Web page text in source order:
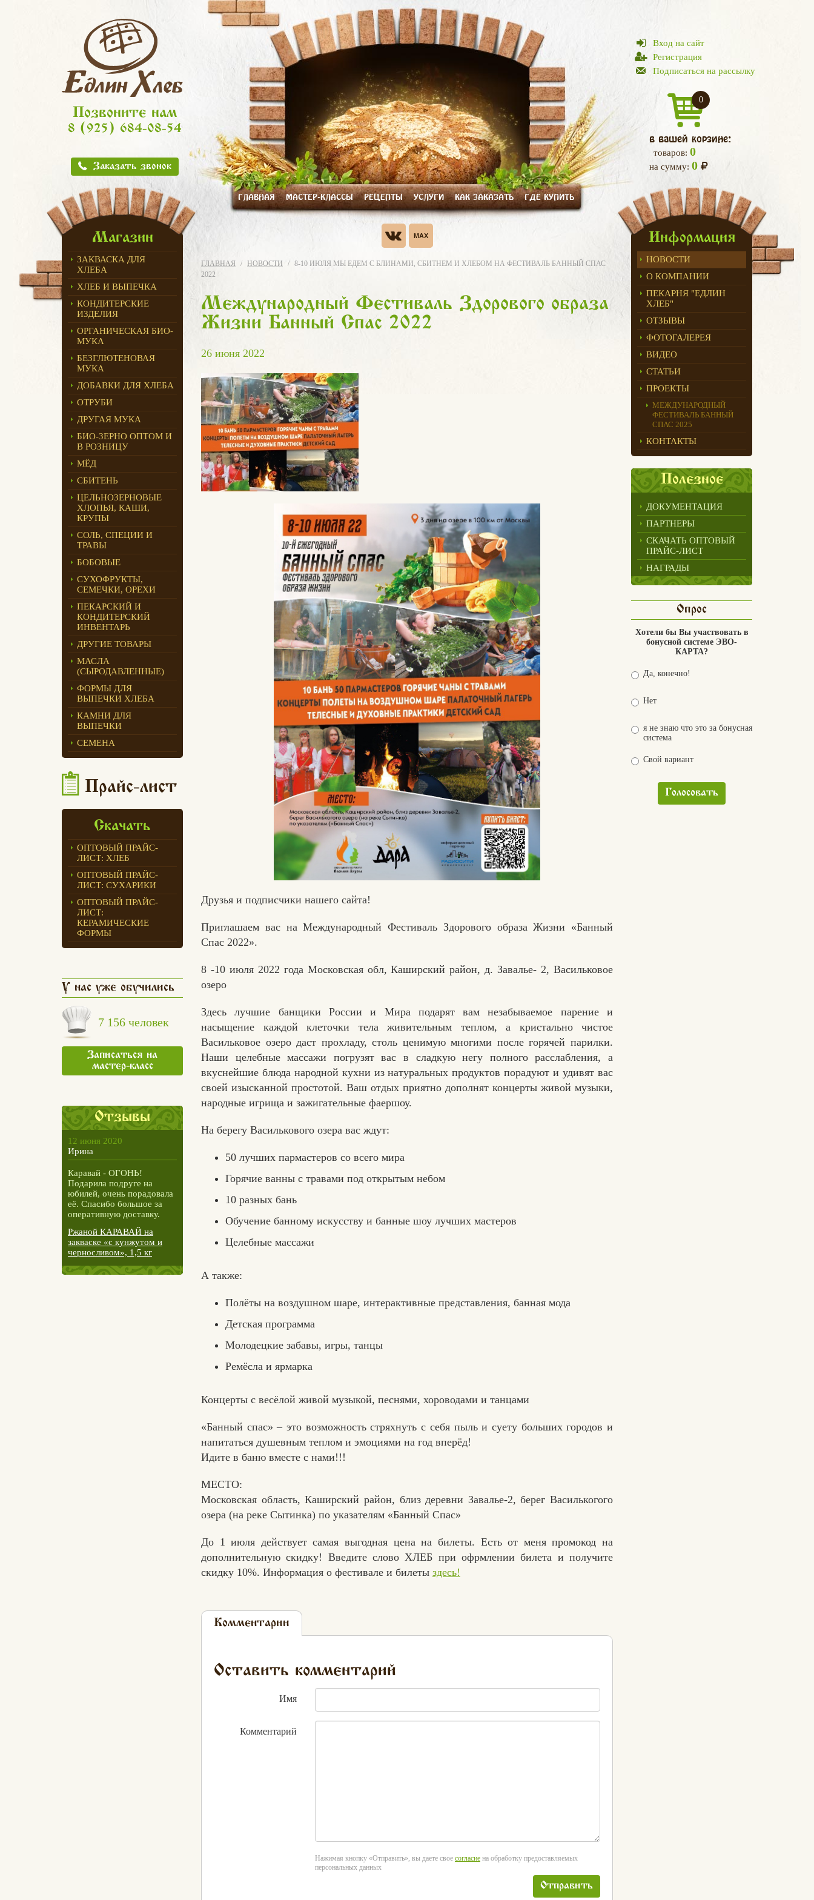
Едлин Хлеб
Позвоните нам
8 (925) 684-08-54
Заказать звонок
Вход на сайт
Регистрация
Подписаться на рассылку
0
в вашей корзине:
товаров: 0
на сумму: 0
ГЛАВНАЯ МАСТЕР-КЛАССЫ РЕЦЕПТЫ УСЛУГИ КАК ЗАКАЗАТЬ ГДЕ КУПИТЬ
Магазин
ЗАКВАСКА ДЛЯ
ХЛЕБА
ХЛЕБ И ВЫПЕЧКА
КОНДИТЕРСКИЕ
ИЗДЕЛИЯ
ОРГАНИЧЕСКАЯ БИО-
МУКА
БЕЗГЛЮТЕНОВАЯ
МУКА
ДОБАВКИ ДЛЯ ХЛЕБА
ОТРУБИ
ДРУГАЯ МУКА
БИО-ЗЕРНО ОПТОМ И
В РОЗНИЦУ
МЁД
СБИТЕНЬ
ЦЕЛЬНОЗЕРНОВЫЕ
ХЛОПЬЯ, КАШИ,
КРУПЫ
СОЛЬ, СПЕЦИИ И
ТРАВЫ
БОБОВЫЕ
СУХОФРУКТЫ,
СЕМЕЧКИ, ОРЕХИ
ПЕКАРСКИЙ И
КОНДИТЕРСКИЙ
ИНВЕНТАРЬ
ДРУГИЕ ТОВАРЫ
МАСЛА
(СЫРОДАВЛЕННЫЕ)
ФОРМЫ ДЛЯ
ВЫПЕЧКИ ХЛЕБА
КАМНИ ДЛЯ
ВЫПЕЧКИ
СЕМЕНА
Прайс-лист
Скачать
ОПТОВЫЙ ПРАЙС-
ЛИСТ: ХЛЕБ
ОПТОВЫЙ ПРАЙС-
ЛИСТ: СУХАРИКИ
ОПТОВЫЙ ПРАЙС-
ЛИСТ:
КЕРАМИЧЕСКИЕ
ФОРМЫ
У нас уже обучились
7 156 человек
Записаться на
мастер-класс
Отзывы
12 июня 2020
Ирина
Каравай - ОГОНЬ!
Подарила подруге на
юбилей, очень порадовала
её. Спасибо большое за
оперативную доставку.
Ржаной КАРАВАЙ на
закваске «с кунжутом и
черносливом», 1,5 кг
Информация
НОВОСТИ
О КОМПАНИИ
ПЕКАРНЯ "ЕДЛИН
ХЛЕБ"
ОТЗЫВЫ
ФОТОГАЛЕРЕЯ
ВИДЕО
СТАТЬИ
ПРОЕКТЫ
МЕЖДУНАРОДНЫЙ
ФЕСТИВАЛЬ БАННЫЙ
СПАС 2025
КОНТАКТЫ
Полезное
ДОКУМЕНТАЦИЯ
ПАРТНЕРЫ
СКАЧАТЬ ОПТОВЫЙ
ПРАЙС-ЛИСТ
НАГРАДЫ
Опрос
Хотели бы Вы участвовать в
бонусной системе ЭВО-
КАРТА?
Да, конечно!
Нет
я не знаю что это за бонусная
система
Свой вариант
Голосовать
Вконтакте
Max
ГЛАВНАЯ НОВОСТИ
8-10 ИЮЛЯ МЫ ЕДЕМ С БЛИНАМИ, СБИТНЕМ И ХЛЕБОМ НА ФЕСТИВАЛЬ БАННЫЙ СПАС
2022
Международный Фестиваль Здорового образа
Жизни Банный Спас 2022
26 июня 2022
Друзья и подписчики нашего сайта!
Приглашаем вас на Международный Фестиваль Здорового образа Жизни «Банный
Спас 2022».
8 -10 июля 2022 года Московская обл, Каширский район, д. Завалье- 2, Васильковое
озеро
Здесь лучшие банщики России и Мира подарят вам незабываемое парение и
насыщение каждой клеточки тела живительным теплом, а кристально чистое
Васильковое озеро даст прохладу, столь ценимую многими после горячей парилки.
Наши целебные массажи погрузят вас в сладкую негу полного расслабления, а
вкуснейшие блюда народной кухни из натуральных продуктов порадуют и удивят вас
своей изысканной простотой. Ваш отдых приятно дополнят концерты живой музыки,
народные игрища и зажигательные фаершоу.
На берегу Василькового озера вас ждут:
50 лучших пармастеров со всего мира
Горячие ванны с травами под открытым небом
10 разных бань
Обучение банному искусству и банные шоу лучших мастеров
Целебные массажи
А также:
Полёты на воздушном шаре, интерактивные представления, банная мода
Детская программа
Молодецкие забавы, игры, танцы
Ремёсла и ярмарка
Концерты с весёлой живой музыкой, песнями, хороводами и танцами
«Банный спас» – это возможность стряхнуть с себя пыль и суету больших городов и
напитаться душевным теплом и эмоциями на год вперёд!
Идите в баню вместе с нами!!!
МЕСТО:
Московская область, Каширский район, близ деревни Завалье-2, берег Василькогого
озера (на реке Сытинка) по указателям «Банный Спас»
До 1 июля действует самая выгодная цена на билеты. Есть от меня промокод на
дополнительную скидку! Введите слово ХЛЕБ при офрмлении билета и получите
скидку 10%. Информация о фестивале и билеты здесь!
Комментарии
Оставить комментарий
Имя
Комментарий
Нажимая кнопку «Отправить», вы даете свое согласие на обработку предоставляемых
персональных данных
Отправить